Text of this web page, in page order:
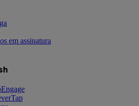
em assinatura